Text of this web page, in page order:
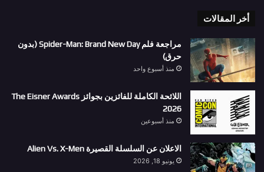
أخر المقالات
مراجعة فلم Spider-Man: Brand New Day (بدون
حرق)
منذ أسبوع واحد
اللائحة الكاملة للفائزين بجوائز The Eisner Awards
2026
منذ أسبوعين
الاعلان عن السلسلة القصيرة Alien Vs. X-Men
يونيو 18, 2026